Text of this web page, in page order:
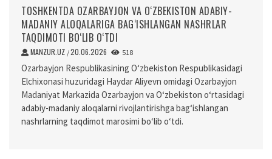
TOSHKENTDA OZARBAYJON VA O‘ZBEKISTON ADABIY-
MADANIY ALOQALARIGA BAG‘ISHLANGAN NASHRLAR
TAQDIMOTI BO‘LIB O‘TDI
MANZUR.UZ /20.06.2026 518
Ozarbayjon Respublikasining O‘zbekiston Respublikasidagi
Elchixonasi huzuridagi Haydar Aliyevn omidagi Ozarbayjon
Madaniyat Markazida Ozarbayjon va O‘zbekiston o‘rtasidagi
adabiy-madaniy aloqalarni rivojlantirishga bag‘ishlangan
nashrlarning taqdimot marosimi bo‘lib o‘tdi.